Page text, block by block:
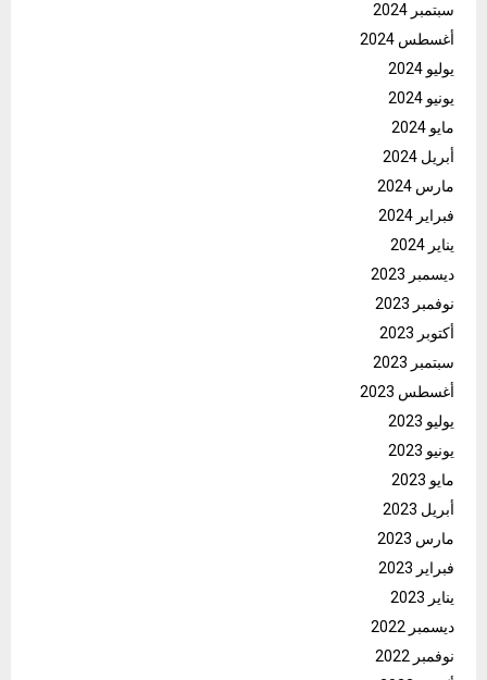
سبتمبر 2024
أغسطس 2024
يوليو 2024
يونيو 2024
مايو 2024
أبريل 2024
مارس 2024
فبراير 2024
يناير 2024
ديسمبر 2023
نوفمبر 2023
أكتوبر 2023
سبتمبر 2023
أغسطس 2023
يوليو 2023
يونيو 2023
مايو 2023
أبريل 2023
مارس 2023
فبراير 2023
يناير 2023
ديسمبر 2022
نوفمبر 2022